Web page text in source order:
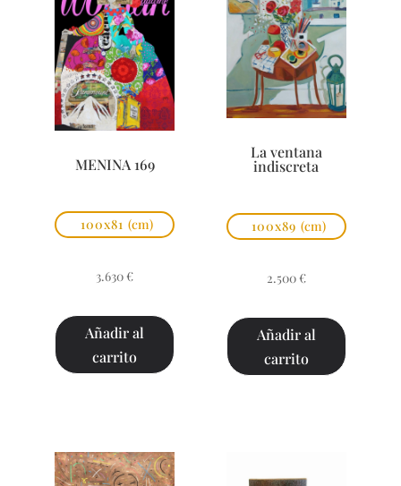
MENINA 169
100x81 (cm)
3.630 €
Añadir al
carrito
La ventana
indiscreta
100x89 (cm)
2.500 €
Añadir al
carrito